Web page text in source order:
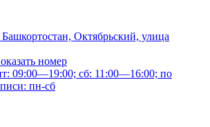
Октябрьский, улица
номер
09:00—19:00; сб: 11:00—16:00; по
пн-сб